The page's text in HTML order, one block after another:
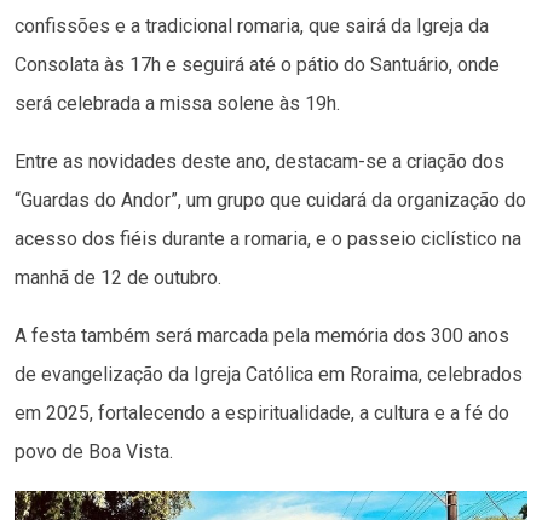
confissões e a tradicional romaria, que sairá da Igreja da
Consolata às 17h e seguirá até o pátio do Santuário, onde
será celebrada a missa solene às 19h.
Entre as novidades deste ano, destacam-se a criação dos
“Guardas do Andor”, um grupo que cuidará da organização do
acesso dos fiéis durante a romaria, e o passeio ciclístico na
manhã de 12 de outubro.
A festa também será marcada pela memória dos 300 anos
de evangelização da Igreja Católica em Roraima, celebrados
em 2025, fortalecendo a espiritualidade, a cultura e a fé do
povo de Boa Vista.